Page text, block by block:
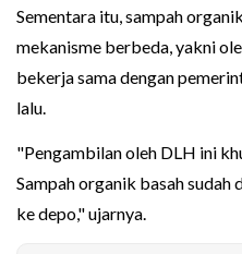
Sementara itu, sampah
mekanisme berbeda, yakni
bekerja sama dengan
lalu.
"Pengambilan oleh DLH ini
Sampah organik basah
ke depo," ujarnya.